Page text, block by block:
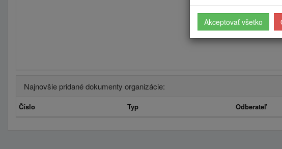
Najnovšie pridané dokumenty organizácie:
Číslo Typ Odberateľ
Akceptovať všetko